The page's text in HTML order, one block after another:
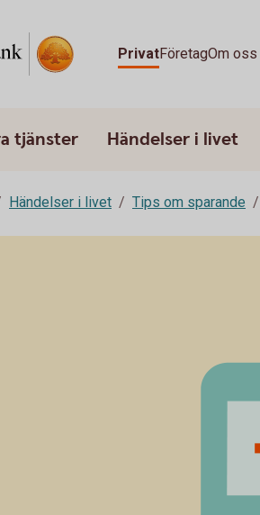
PrivatFöretagOm oss
tjänster Händelser i livet
Händelser i livet Tips om sparande